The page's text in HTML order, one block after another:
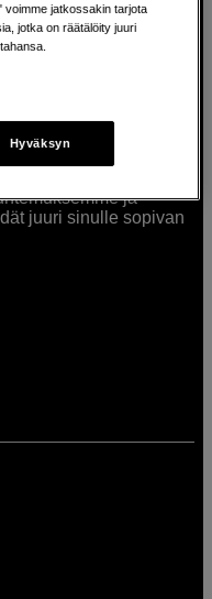
yli 40 vuoden ajan
visioitaan.
ja tuotteita
videokuvauksen ja
työkaluilla ideat
sinua valitsemaan
ja
juuri sinulle sopivan
jatkossakin tarjota
jotka on räätälöity juuri
Hyväksyn